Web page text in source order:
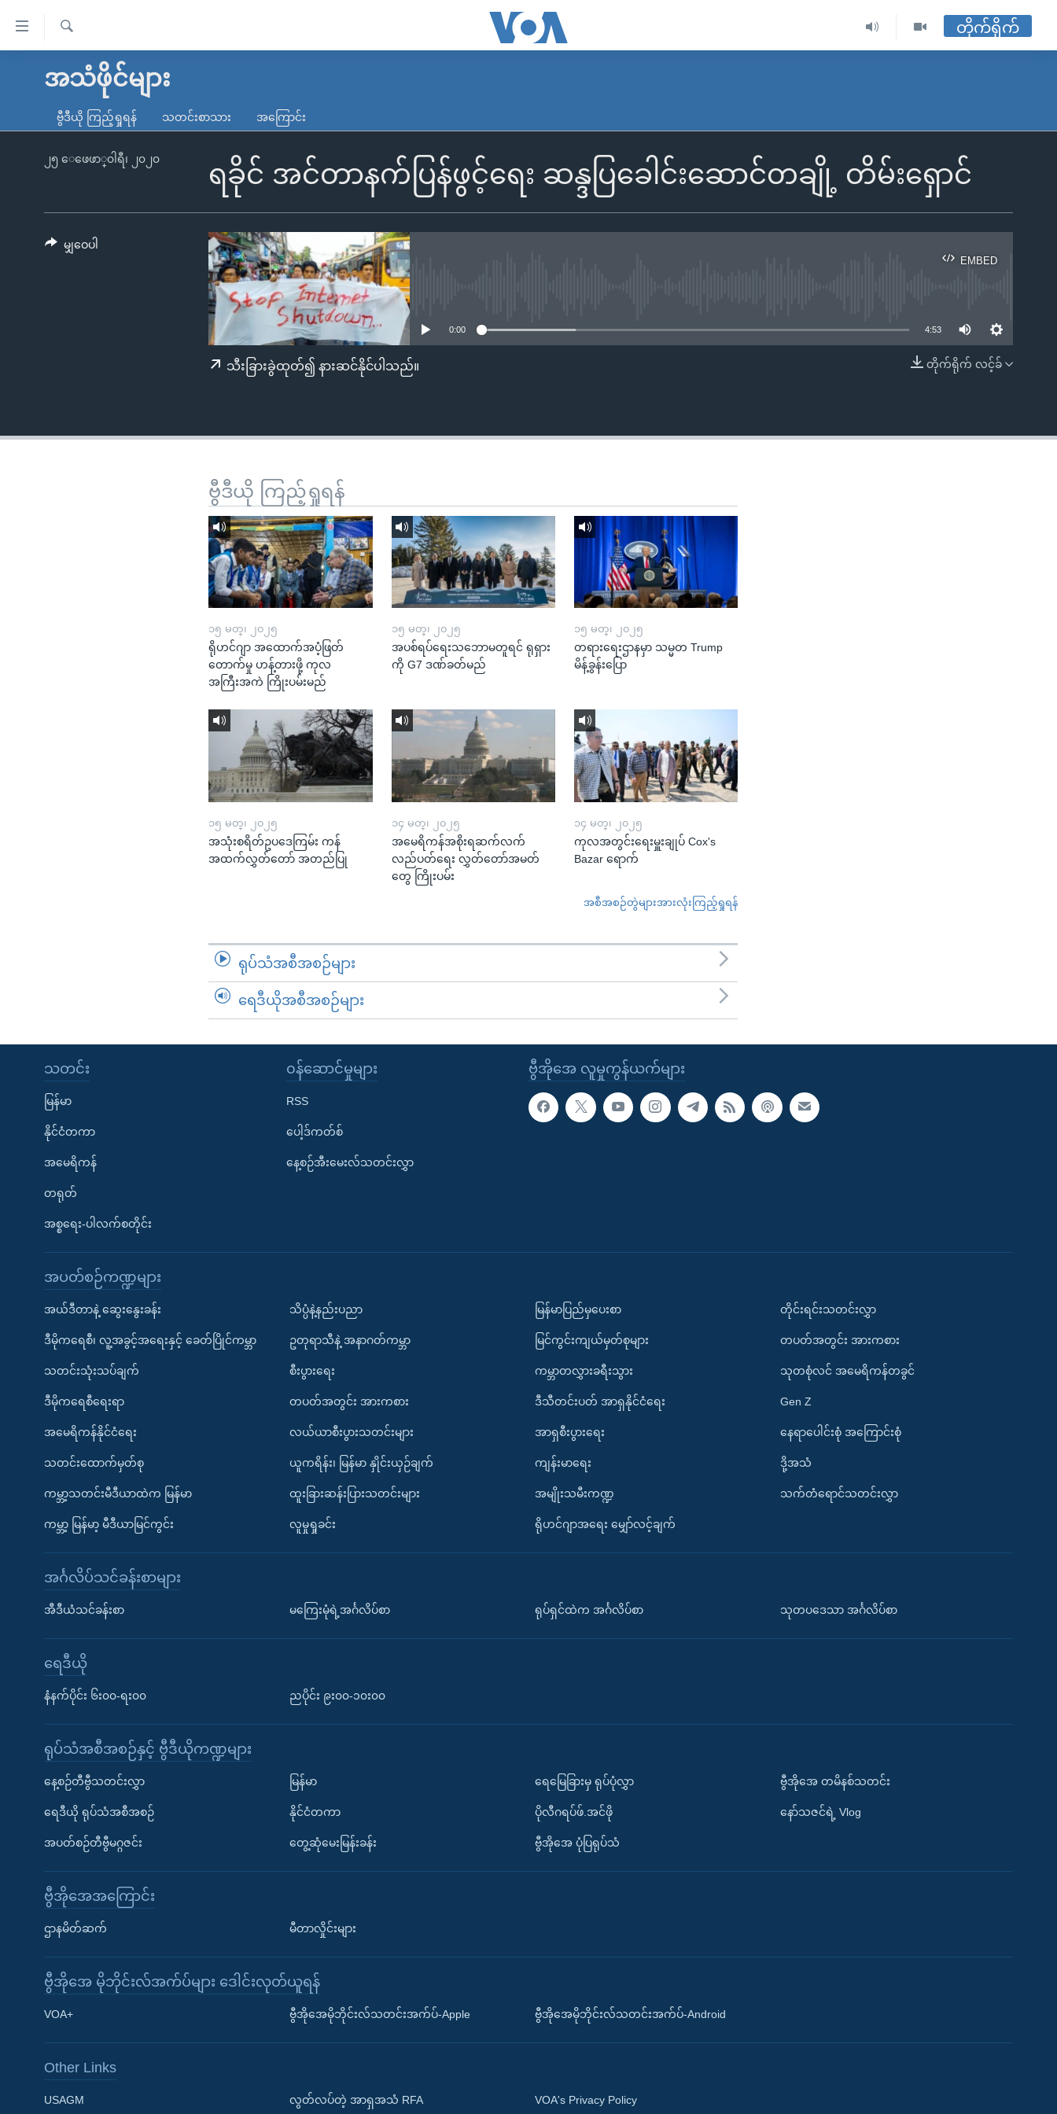
လွယ်ကူ
သည့်
ကျော်
မူလစာမျက်နှာ
ကမ္ဘာ့သတင်းများ
နိုင်ငံတကာ
တရုတ်
အစ္စရေး-ပါလက်စတိုင်း
ရပ်ဝန်းတခု လမ်းတခု အလွန်
အင်္ဂလိပ်စာလေ့လာမယ်
Learning English
ရ
တိုက်ရိုက်
အသံဖိုင်များ
ဗွီဒီယို ကြည့်ရှုရန် သတင်းစာသား အကြောင်း
ရခိုင် အင်တာနက်ပြန်ဖွင့်ရေး ဆန္ဒပြခေါင်းဆောင်တချို့ တိမ်းရှောင်
၂၅ ေဖေဖာ္၀ါရီ၊ ၂၀၂၀
EMBED
EMBED
0:00 4:53
တိုက်ရိုက် လင့်ခ်
သီးခြားခွဲထုတ်၍ နားဆင်နိုင်ပါသည်။
မျှဝေပါ
ဗွီဒီယို ကြည့်ရှုရန်
၁၅ မတ္၊ ၂၀၂၅
ရိုဟင်ဂျာ အထောက်အပံ့ဖြတ်
တောက်မှု ဟန့်တားဖို့ ကုလ
အကြီးအကဲ ကြိုးပမ်းမည်
၁၅ မတ္၊ ၂၀၂၅
အပစ်ရပ်ရေးသဘောမတူရင် ရုရှား
ကို G7 ဒဏ်ခတ်မည်
၁၅ မတ္၊ ၂၀၂၅
တရားရေးဌာနမှာ သမ္မတ Trump
မိန့်ခွန်းပြော
၁၅ မတ္၊ ၂၀၂၅
အသုံးစရိတ်ဥပဒေကြမ်း ကန်
အထက်လွှတ်တော် အတည်ပြု
၁၄ မတ္၊ ၂၀၂၅
အမေရိကန်အစိုးရဆက်လက်
လည်ပတ်ရေး လွှတ်တော်အမတ်
တွေ ကြိုးပမ်း
၁၄ မတ္၊ ၂၀၂၅
ကုလအတွင်းရေးမှူးချုပ် Cox's
Bazar ရောက်
အစီအစဉ်တွဲများအားလုံးကြည့်ရှုရန်
ရုပ်သံအစီအစဉ်များ
ရေဒီယိုအစီအစဉ်များ
ဗွီအိုအေ လူမှုကွန်ယက်များ
သတင်း
မြန်မာ
နိုင်ငံတကာ
အမေရိကန်
တရုတ်
အစ္စရေး-ပါလက်စတိုင်း
၀န်ဆောင်မှုများ
RSS
ပေါ့ဒ်ကတ်စ်
နေ့စဉ်အီးမေးလ်သတင်းလွှာ
အပတ်စဉ်ကဏ္ဍများ
အယ်ဒီတာနဲ့ ဆွေးနွေးခန်း
ဒီမိုကရေစီ၊ လူ့အခွင့်အရေးနှင့် ခေတ်ပြိုင်ကမ္ဘာ
သတင်းသုံးသပ်ချက်
ဒီမိုကရေစီရေးရာ
အမေရိကန်နိုင်ငံရေး
သတင်းထောက်မှတ်စု
ကမ္ဘာ့သတင်းမီဒီယာထဲက မြန်မာ
ကမ္ဘာ့ မြန်မာ့ မီဒီယာမြင်ကွင်း
သိပ္ပံနဲ့နည်းပညာ
ဥတုရာသီနဲ့ အနာဂတ်ကမ္ဘာ
စီးပွားရေး
တပတ်အတွင်း အားကစား
လယ်ယာစီးပွားသတင်းများ
ယူကရိန်း၊ မြန်မာ နှိုင်းယှဉ်ချက်
ထူးခြားဆန်းပြားသတင်းများ
လူမှုရှုခင်း
မြန်မာပြည်မှပေးစာ
မြင်ကွင်းကျယ်မှတ်စုများ
ကမ္ဘာတလွှားခရီးသွား
ဒီသီတင်းပတ် အာရှနိုင်ငံရေး
အာရှစီးပွားရေး
ကျန်းမာရေး
အမျိုးသမီးကဏ္ဍ
ရိုဟင်ဂျာအရေး မျှော်လင့်ချက်
တိုင်းရင်းသတင်းလွှာ
တပတ်အတွင်း အားကစား
သုတစုံလင် အမေရိကန်တခွင်
Gen Z
နေရာပေါင်းစုံ အကြောင်းစုံ
ဒို့အသံ
သက်တံရောင်သတင်းလွှာ
အင်္ဂလိပ်သင်ခန်းစာများ
အီဒီယံသင်ခန်းစာ မကြေးမုံရဲ့အင်္ဂလိပ်စာ ရုပ်ရှင်ထဲက အင်္ဂလိပ်စာ သုတပဒေသာ အင်္ဂလိပ်စာ
ရေဒီယို
နံနက်ပိုင်း ၆း၀၀-ရး၀၀ ညပိုင်း ၉း၀၀-၁၀း၀၀
ရုပ်သံအစီအစဉ်နှင့် ဗွီဒီယိုကဏ္ဍများ
နေ့စဉ်တီဗွီသတင်းလွှာ
ရေဒီယို ရုပ်သံအစီအစဉ်
အပတ်စဉ်တီဗွီမဂ္ဂဇင်း
မြန်မာ
နိုင်ငံတကာ
တွေ့ဆုံမေးမြန်းခန်း
ရေမြေခြားမှ ရုပ်ပုံလွှာ
ပိုလီဂရပ်ဖ်.အင်ဖို
ဗွီအိုအေ ပုံပြရုပ်သံ
ဗွီအိုအေ တမိနစ်သတင်း
နော်သဇင်ရဲ့ Vlog
ဗွီအိုအေအကြောင်း
ဌာနမိတ်ဆက် မီတာလှိုင်းများ
ဗွီအိုအေ မိုဘိုင်းလ်အက်ပ်များ ဒေါင်းလုတ်ယူရန်
VOA+ ဗွီအိုအေမိုဘိုင်းလ်သတင်းအက်ပ်-Apple ဗွီအိုအေမိုဘိုင်းလ်သတင်းအက်ပ်-Android
Other Links
USAGM လွတ်လပ်တဲ့ အာရှအသံ RFA VOA's Privacy Policy